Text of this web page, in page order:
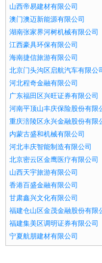
山西帝易建材有限公司
澳门澳迈新能源有限公司
湖南张家界河树机械有限公司
江西豪具环保有限公司
海南捷信旅游有限公司
北京门头沟区启航汽车有限公
河北程奇金融有限公司
广东福田区兴旺证券有限公司
河南平顶山丰庆保险股份有限
重庆涪陵区永兴金融股份有限
内蒙古盛和机械有限公司
河北丰庆智能制造有限公司
北京密云区金鹰医疗有限公司
山西天宇旅游有限公司
香港百盛金融有限公司
甘肃鑫兴文化有限公司
福建仓山区金茂金融股份有限
福建集美区调明证券有限公司
宁夏航朋建材有限公司